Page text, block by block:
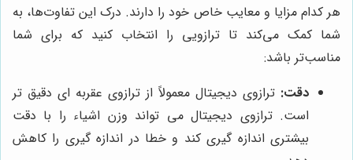
هر کدام مزایا و معایب خاص خود را دارند. درک این تفاوت‌ها، به
شما کمک می‌کند تا ترازویی را انتخاب کنید که برای شما
مناسب‌تر باشد:
دقت: ترازوی دیجیتال معمولاً از ترازوی عقربه ای دقیق تر
است. ترازوی دیجیتال می تواند وزن اشیاء را با دقت
بیشتری اندازه گیری کند و خطا در اندازه گیری را کاهش